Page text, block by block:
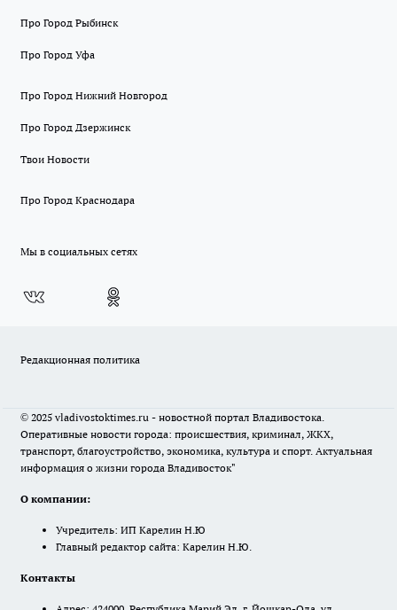
Про Город Рыбинск
Про Город Уфа
Про Город Нижний Новгород
Про Город Дзержинск
Твои Новости
Про Город Краснодара
Мы в социальных сетях
Редакционная политика
© 2025 vladivostoktimes.ru - новостной портал Владивостока.
Оперативные новости города: происшествия, криминал, ЖКХ,
транспорт, благоустройство, экономика, культура и спорт. Актуальная
информация о жизни города Владивосток"
О компании:
Учредитель: ИП Карелин Н.Ю
Главный редактор сайта: Карелин Н.Ю.
Контакты